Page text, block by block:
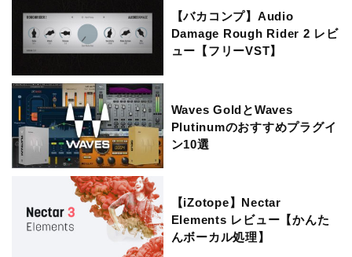
【バカコンプ】Audio
Damage Rough Rider 2 レビ
ュー【フリーVST】
Waves GoldとWaves
Plutinumのおすすめプラグイ
ン10選
【iZotope】Nectar
Elements レビュー【かんた
んボーカル処理】